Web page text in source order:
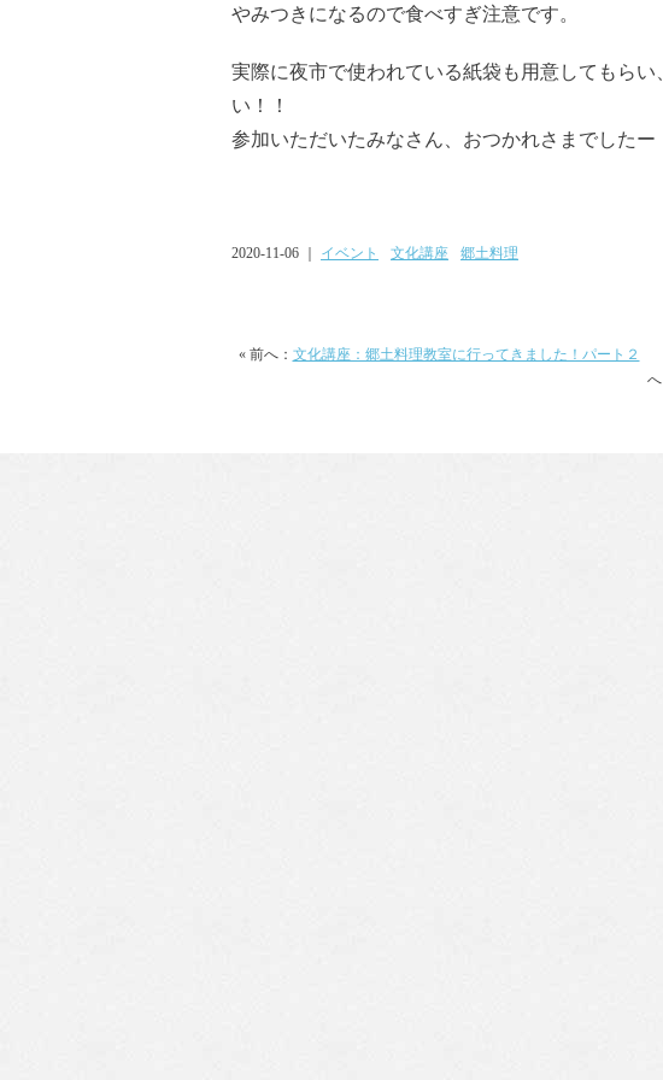
やみつきになるので食べすぎ注意です。
実際に夜市で使われている紙袋も用意してもら
い！！
参加いただいたみなさん、おつかれさまでしたー
2020-11-06 ｜ イベント 文化講座 郷土料理
« 前へ： 文化講座：郷土料理教室に行ってきました！パート２